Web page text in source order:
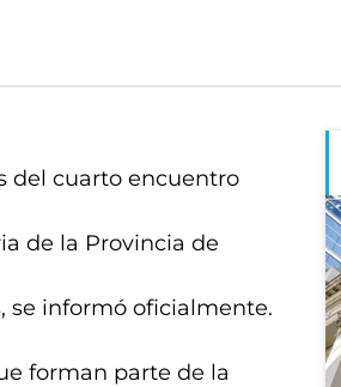
del cuarto encuentro
de la Provincia de
se informó oficialmente.
forman parte de la